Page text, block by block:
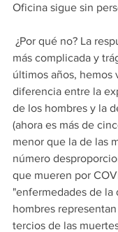
Oficina sigue sin
más complicada y
últimos años, hemos
diferencia entre la
de los hombres y la
(ahora es más de
menor que la de las
número
que mueren por
"enfermedades de la
hombres
tercios de las